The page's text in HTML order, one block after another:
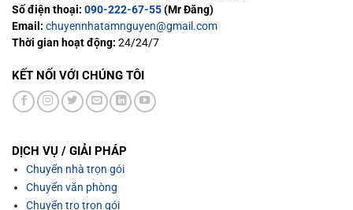
Số điện thoại: 090-222-67-55(Mr Đăng)
Email: chuyennhatamnguyen@gmail.com
Thời gian hoạt động: 24/24/7
KẾT NỐI VỚI CHÚNG TÔI
DỊCH VỤ / GIẢI PHÁP
Chuyển nhà trọn gói
Chuyển văn phòng
Chuyển trọ trọn gói